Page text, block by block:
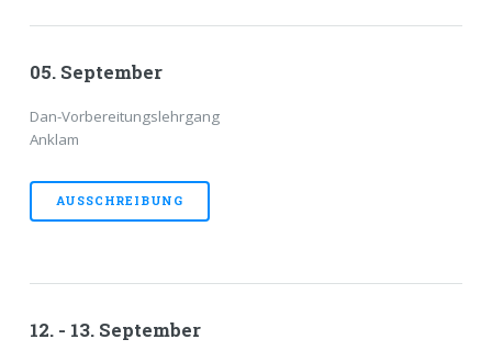
05. September
Dan-Vorbereitungslehrgang
Anklam
AUSSCHREIBUNG
12. - 13. September